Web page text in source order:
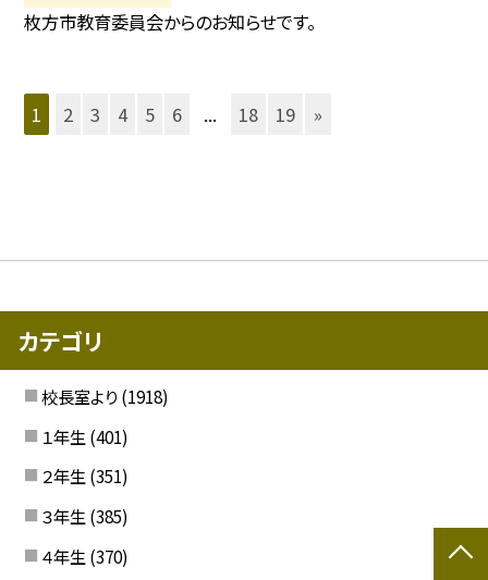
枚方市教育委員会からのお知らせです。
1 2 3 4 5 6 ... 18 19 »
カテゴリ
校長室より (1918)
１年生 (401)
２年生 (351)
３年生 (385)
４年生 (370)